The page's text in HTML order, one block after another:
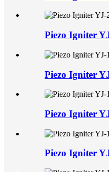
Piezo Igniter
Piezo Igniter
Piezo Igniter
Piezo Igniter